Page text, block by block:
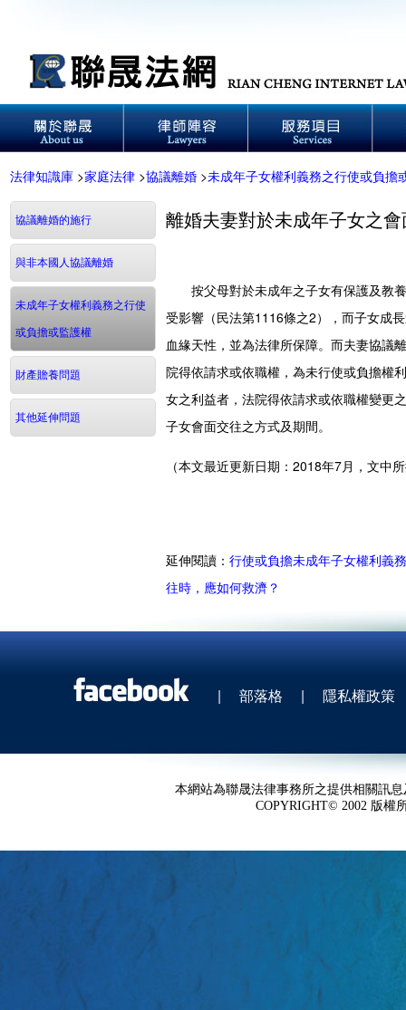
法律知識庫 >家庭法律 >協議離婚 >未成年子女權利義務之行使或負擔
協議離婚的施行
與非本國人協議離婚
未成年子女權利義務之行使
或負擔或監護權
財產贍養問題
其他延伸問題
離婚夫妻對於未成年子女之
按父母對於未成年之子女有保護及教養
受影響（民法第1116條之2），而子女成
血緣天性，並為法律所保障。而夫妻協議
院得依請求或依職權，為未行使或負擔權
女之利益者，法院得依請求或依職權變更
子女會面交往之方式及期間。
（本文最近更新日期：2018年7月，文中
延伸閱讀： 行使或負擔未成年子女權利義
往時，應如何救濟？
| 部落格 | 隱私權政策
本網站為聯晟法律事務所之提供相關訊
COPYRIGHT© 2002 版權